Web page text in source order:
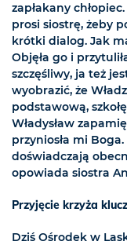
zapłakany chłopiec.
prosi siostrę, żeby
krótki dialog. Jak
Objęła go i
szczęśliwy, ja też
wyobrazić, że
podstawową,
Władysław
przyniosła mi
doświadczają
opowiada siostra
Przyjęcie krzyża
Dziś Ośrodek w